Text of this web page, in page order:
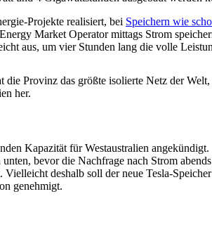
Projekte realisiert, bei Speichern wie
Market Operator mittags Strom
aus, um vier Stunden lang die volle
die Provinz das größte isolierte Netz der
her.
Kapazität für Westaustralien
bevor die Nachfrage nach Strom
deshalb soll der neue Tesla-
genehmigt.